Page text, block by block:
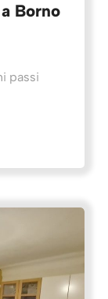
Borno
passi